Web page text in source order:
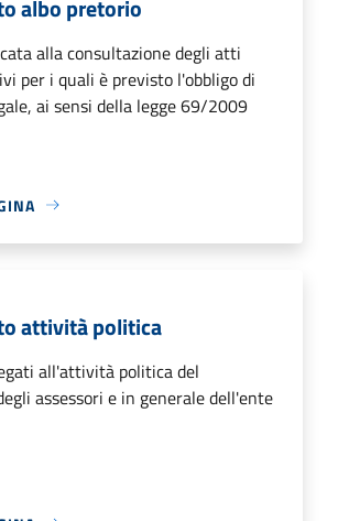
albo pretorio
alla consultazione degli atti
per i quali è previsto l'obbligo di
ai sensi della legge 69/2009
attività politica
all'attività politica del
assessori e in generale dell'ente